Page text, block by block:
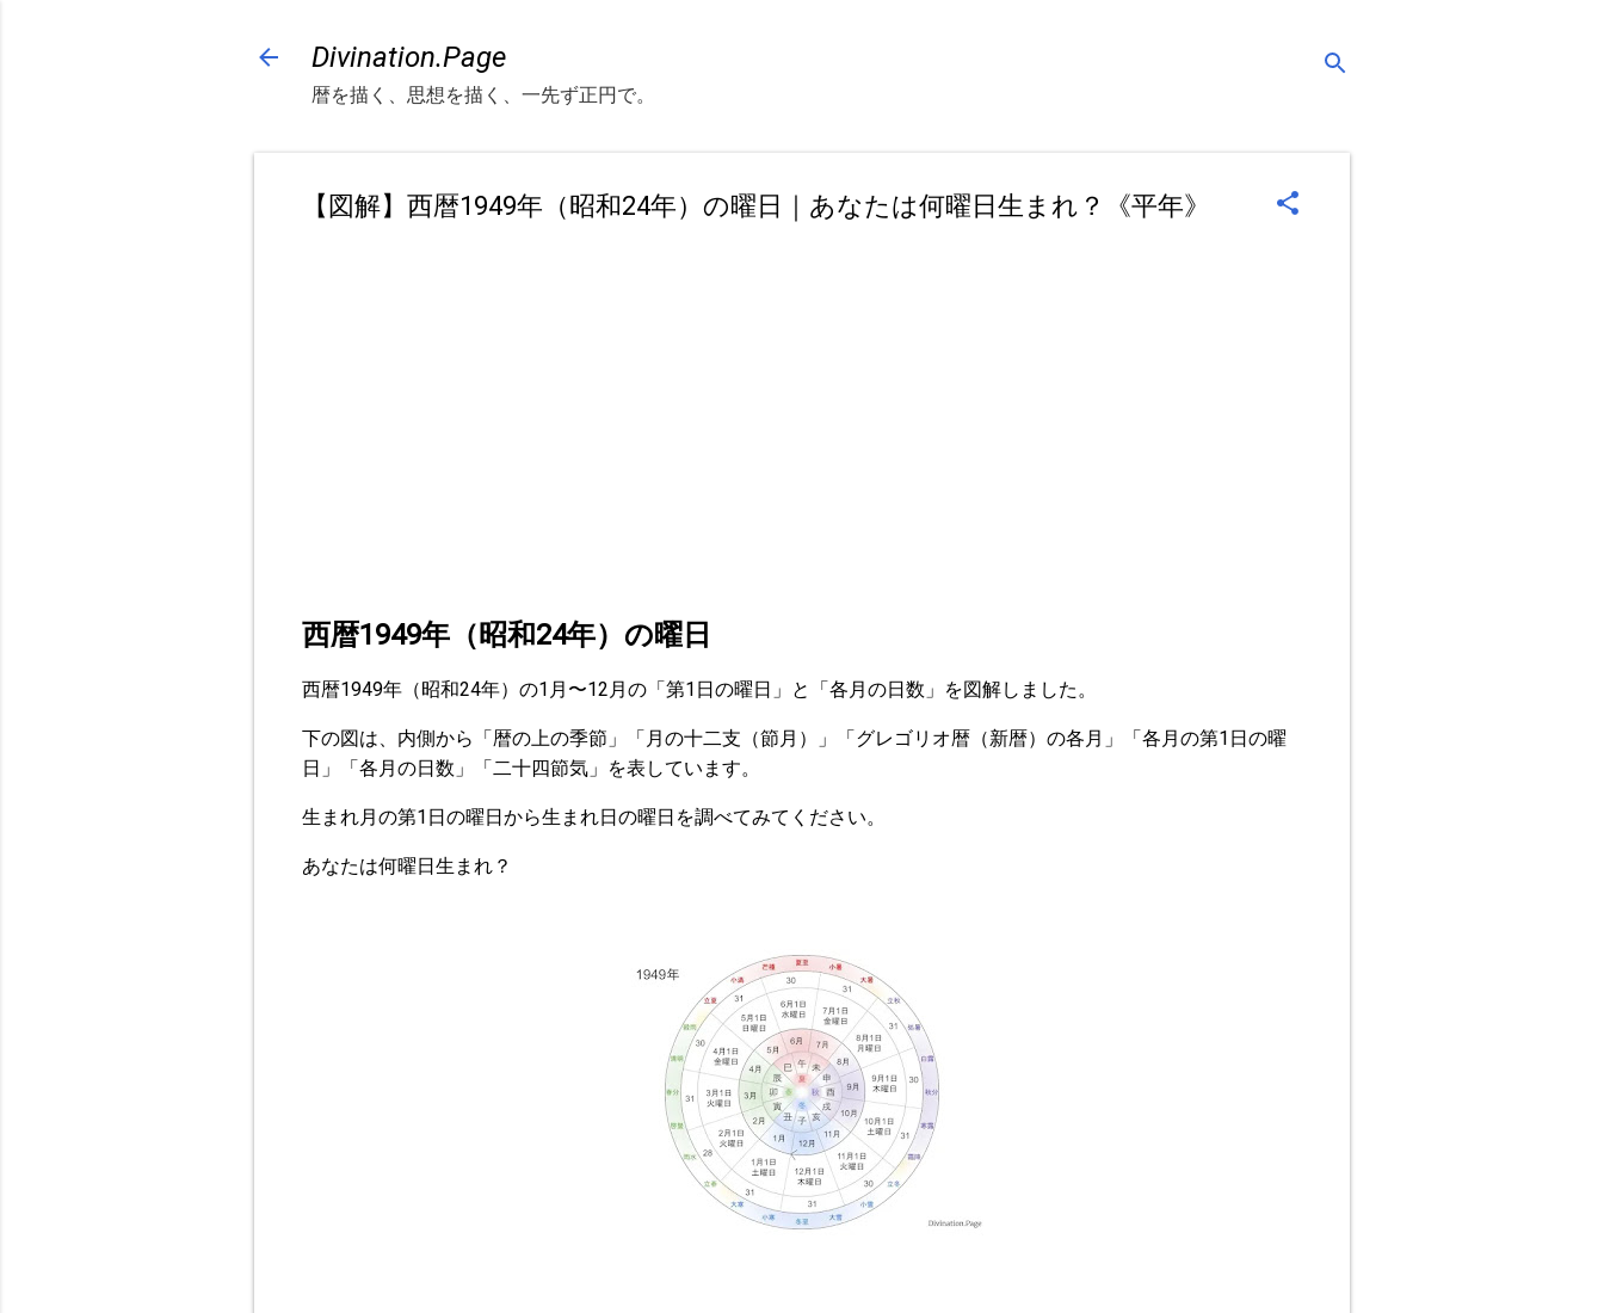
Divination.Page
暦を描く、思想を描く、一先ず正円で。
【図解】西暦1949年（昭和24年）の曜日｜あなたは何曜日生まれ？《平年》
西暦1949年（昭和24年）の曜日
西暦1949年（昭和24年）の1月〜12月の「第1日の曜日」と「各月の日数」を図解しました。
下の図は、内側から「暦の上の季節」「月の十二支（節月）」「グレゴリオ暦（新暦）の各月」「各月の第1日の曜
日」「各月の日数」「二十四節気」を表しています。
生まれ月の第1日の曜日から生まれ日の曜日を調べてみてください。
あなたは何曜日生まれ？